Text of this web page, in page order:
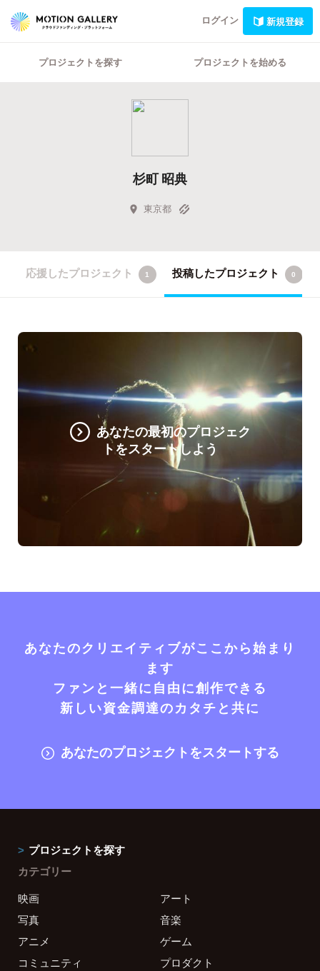
ログイン 新規登録
プロジェクトを探す プロジェクトを始める
杉町 昭典
東京都
応援したプロジェクト 1 投稿したプロジェクト 0
あなたの最初のプロジェク
トをスタートしよう
あなたのクリエイティブがここから始まり
ます
ファンと一緒に自由に創作できる
新しい資金調達のカタチと共に
あなたのプロジェクトをスタートする
プロジェクトを探す
カテゴリー
映画
アート
写真
音楽
アニメ
ゲーム
コミュニティ
プロダクト